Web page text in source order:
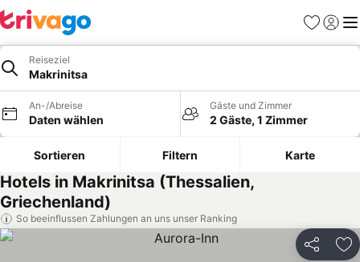
Favoriten
Reiseziel
Makrinitsa
An-/Abreise
Daten wählen
Gäste und Zimmer
2 Gäste, 1 Zimmer
Sortieren Filtern Karte
Hotels in Makrinitsa (Thessalien,
Griechenland)
So beeinflussen Zahlungen an uns unser Ranking
Teilen